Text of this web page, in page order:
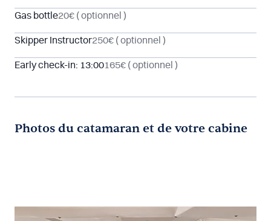
Gas bottle20€ ( optionnel )
Skipper Instructor250€ ( optionnel )
Early check-in: 13:00165€ ( optionnel )
Photos du catamaran et de votre cabine